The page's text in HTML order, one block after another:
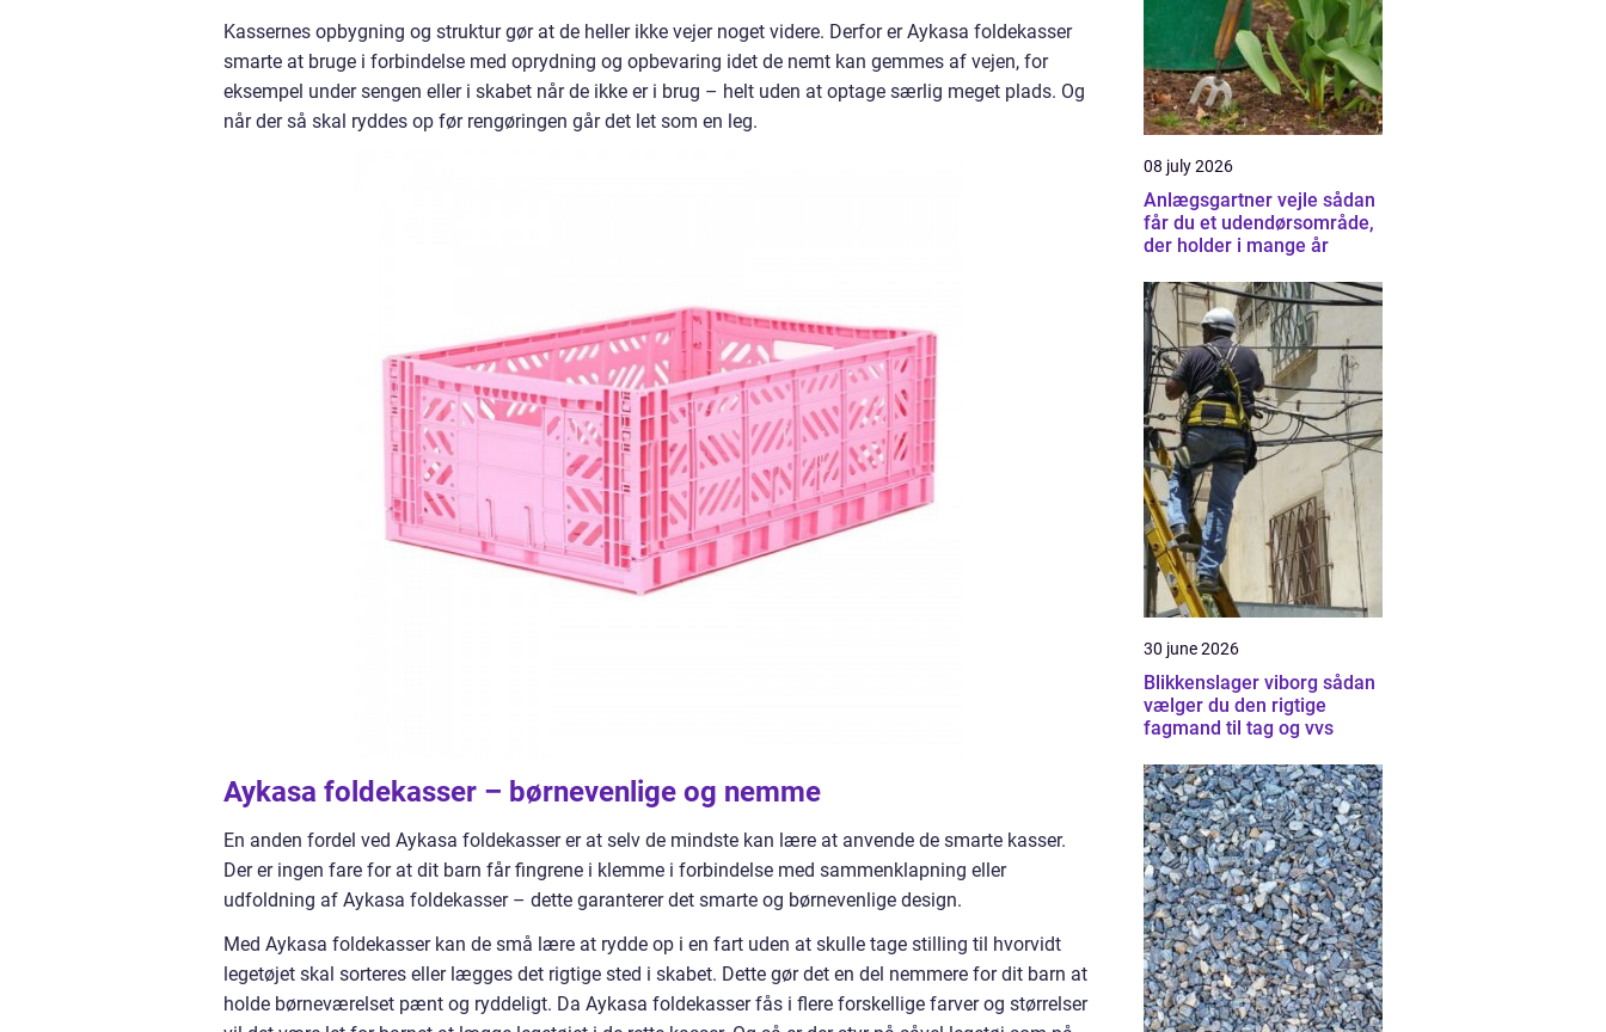
Kassernes opbygning og struktur gør at de heller ikke vejer noget videre. Derfor er Aykasa foldekasser
smarte at bruge i forbindelse med oprydning og opbevaring idet de nemt kan gemmes af vejen, for
eksempel under sengen eller i skabet når de ikke er i brug – helt uden at optage særlig meget plads. Og
når der så skal ryddes op før rengøringen går det let som en leg.
Aykasa foldekasser – børnevenlige og nemme
En anden fordel ved Aykasa foldekasser er at selv de mindste kan lære at anvende de smarte kasser.
Der er ingen fare for at dit barn får fingrene i klemme i forbindelse med sammenklapning eller
udfoldning af Aykasa foldekasser – dette garanterer det smarte og børnevenlige design.
Med Aykasa foldekasser kan de små lære at rydde op i en fart uden at skulle tage stilling til hvorvidt
legetøjet skal sorteres eller lægges det rigtige sted i skabet. Dette gør det en del nemmere for dit barn at
holde børneværelset pænt og ryddeligt. Da Aykasa foldekasser fås i flere forskellige farver og størrelser
08 july 2026
Anlægsgartner vejle sådan
får du et udendørsområde,
der holder i mange år
30 june 2026
Blikkenslager viborg sådan
vælger du den rigtige
fagmand til tag og vvs